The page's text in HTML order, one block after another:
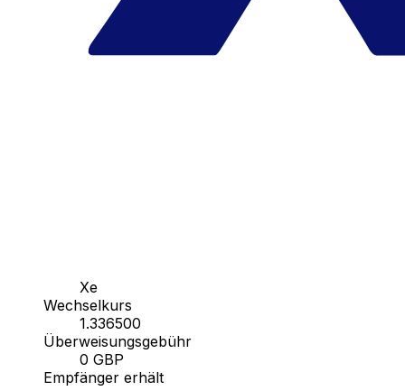
Xe
Wechselkurs
1.336500
Überweisungsgebühr
0 GBP
Empfänger erhält